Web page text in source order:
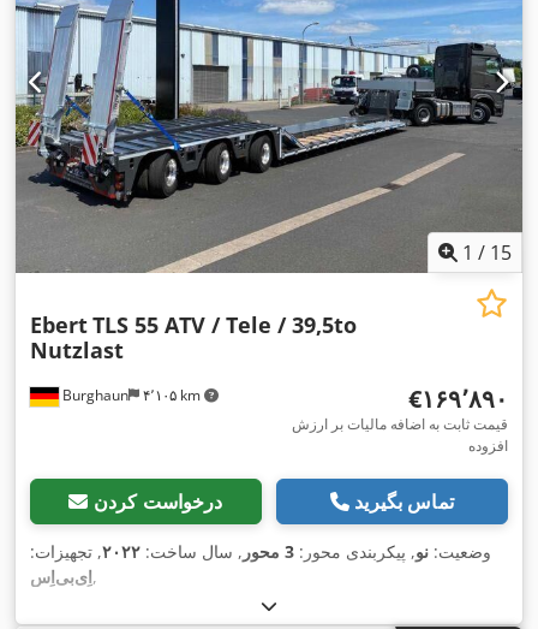
1 / 15
Burghaun ۴٬۱۰۵ km
EbertTLS 55 ATV / Tele / 39,5to
Nutzlast
‎€۱۶۹٬۸۹۰
قیمت ثابت به اضافه مالیات بر ارزش
افزوده
درخواست کردن تماس بگیرید
وضعیت: نو, پیکربندی محور: 3 محور , سال ساخت: ۲۰۲۲, تجهیزات:
,